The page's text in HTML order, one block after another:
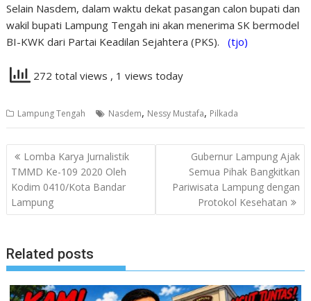
Selain Nasdem, dalam waktu dekat pasangan calon bupati dan
wakil bupati Lampung Tengah ini akan menerima SK bermodel
BI-KWK dari Partai Keadilan Sejahtera (PKS).(tjo)
272 total views , 1 views today
Lampung Tengah Nasdem, Nessy Mustafa, Pilkada
Navigasi
pos
Lomba Karya Jurnalistik
TMMD Ke-109 2020 Oleh
Kodim 0410/Kota Bandar
Lampung
Gubernur Lampung Ajak
Semua Pihak Bangkitkan
Pariwisata Lampung dengan
Protokol Kesehatan
Related posts